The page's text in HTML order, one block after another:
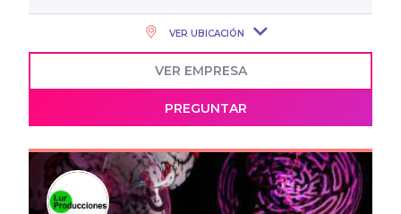
VER UBICACIÓN
VER EMPRESA
PREGUNTAR